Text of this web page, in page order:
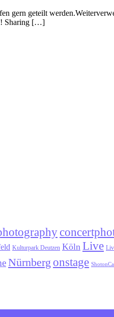
gern geteilt
Sharing […]
Kulturpark Deutzen Köln Live
Nürnberg onstage